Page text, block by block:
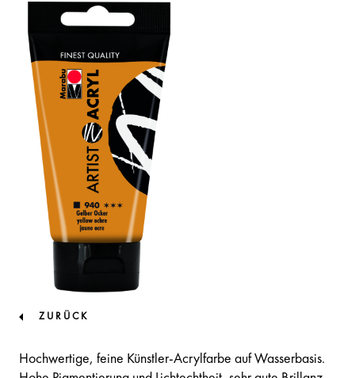
ZURÜCK
Hochwertige, feine Künstler-Acrylfarbe auf Wasserbasis.